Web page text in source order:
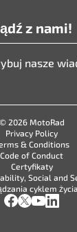
z nami!
nasze
© 2026 MotoRad
Privacy Policy
& Conditions
Code of Conduct
Certyfikaty
Social and
cyklem